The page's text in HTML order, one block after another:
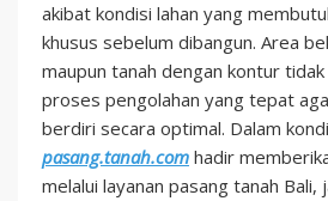
akibat kondisi lahan yang
khusus sebelum dibangun. Area
maupun tanah dengan kontur
proses pengolahan yang tepat
berdiri secara optimal. Dalam
pasang.tanah.com hadir
melalui layanan pasang tanah Bali,